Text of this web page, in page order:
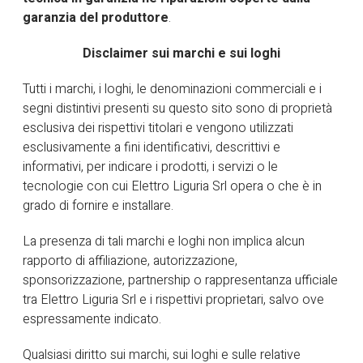
garanzia del produttore.
Disclaimer sui marchi e sui loghi
Tutti i marchi, i loghi, le denominazioni commerciali e i
segni distintivi presenti su questo sito sono di proprietà
esclusiva dei rispettivi titolari e vengono utilizzati
esclusivamente a fini identificativi, descrittivi e
informativi, per indicare i prodotti, i servizi o le
tecnologie con cui Elettro Liguria Srl opera o che è in
grado di fornire e installare.
La presenza di tali marchi e loghi non implica alcun
rapporto di affiliazione, autorizzazione,
sponsorizzazione, partnership o rappresentanza ufficiale
tra Elettro Liguria Srl e i rispettivi proprietari, salvo ove
espressamente indicato.
Qualsiasi diritto sui marchi, sui loghi e sulle relative